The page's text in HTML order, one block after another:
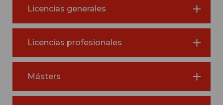
Licencias generales
Licencias profesionales
Másters